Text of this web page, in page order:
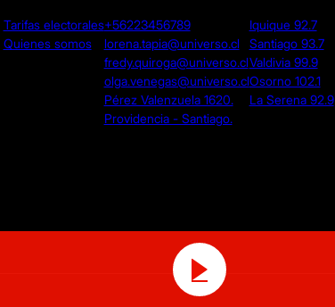
Tarifas electorales
Quienes somos
+56223456789
lorena.tapia@universo.cl
fredy.quiroga@universo.cl
olga.venegas@universo.cl
Pérez Valenzuela 1620.
Providencia - Santiago.
Iquique 92.7
Santiago 93.7
Valdivia 99.9
Osorno 102.1
La Serena 92.9